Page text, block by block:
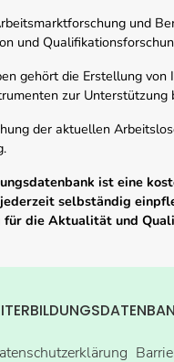
und
und
gehört die Erstellung
zur Unterstützung
der aktuellen
ist eine
selbständig
für die Aktualität und